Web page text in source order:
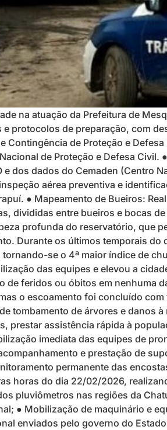
na atuação da Prefeitura de
protocolos de preparação, com
Contingência de Proteção e
de Proteção e Defesa
e dos dados do Cemaden (Centro
aérea preventiva e
● Mapeamento de Bueiros:
divididas entre bueiros e bocas
profunda do reservatório, que
Durante os últimos temporais
se o 4ª maior índice de
das equipes e elevou a
de feridos ou óbitos em nenhuma
o escoamento foi concluído
tombamento de árvores e danos
prestar assistência rápida à
imediata das equipes de
e prestação de
permanente das
horas do dia 22/02/2026,
pluviômetros nas regiões da
● Mobilização de maquinário e
enviados pelo governo do